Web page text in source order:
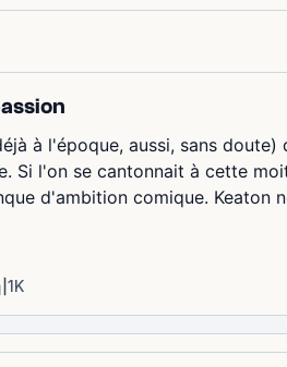
à l'époque, aussi, sans
Si l'on se cantonnait à cette
d'ambition comique. Keaton
1K